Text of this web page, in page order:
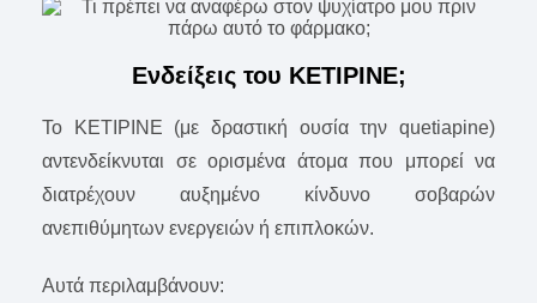
Ενδείξεις του KETIPINE;
Το KETIPINE (με δραστική ουσία την quetiapine)
αντενδείκνυται σε ορισμένα άτομα που μπορεί να
διατρέχουν αυξημένο κίνδυνο σοβαρών
ανεπιθύμητων ενεργειών ή επιπλοκών.
Αυτά περιλαμβάνουν: